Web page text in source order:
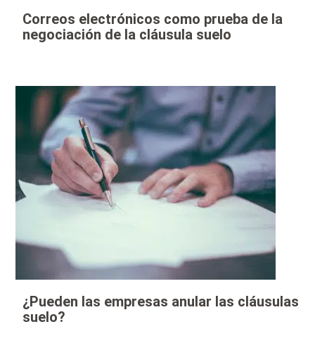
Correos electrónicos como prueba de la
negociación de la cláusula suelo
¿Pueden las empresas anular las cláusulas
suelo?